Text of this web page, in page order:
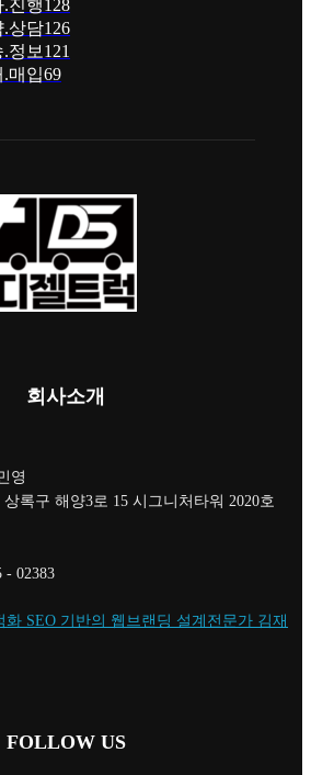
진행128
.상담126
정보 121
매입69
회사소개
영
록구 해양3로 15 시그니처타워 2020호
- 02383
화 SEO 기반의 웹브랜딩 설계전문가 김재
FOLLOW US